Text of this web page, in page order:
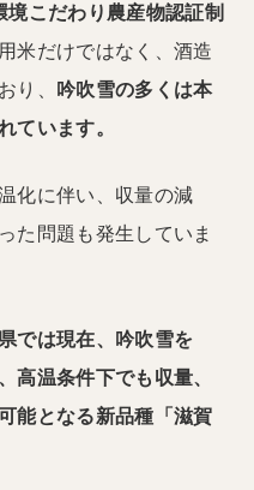
こだわり農産物認証制
米だけではなく、酒造
り、 吟吹雪の多くは本
ています。
化に伴い、収量の減
た問題も発生していま
では現在、吟吹雪を
高温条件下でも収量、
能となる新品種「滋賀